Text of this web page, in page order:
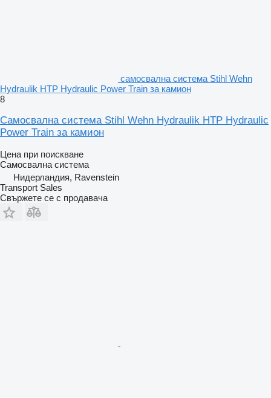
самосвална система Stihl Wehn
Hydraulik HTP Hydraulic Power Train за камион
8
Самосвална система Stihl Wehn Hydraulik HTP Hydraulic
Power Train за камион
Цена при поискване
Самосвална система
Нидерландия, Ravenstein
Transport Sales
Свържете се с продавача